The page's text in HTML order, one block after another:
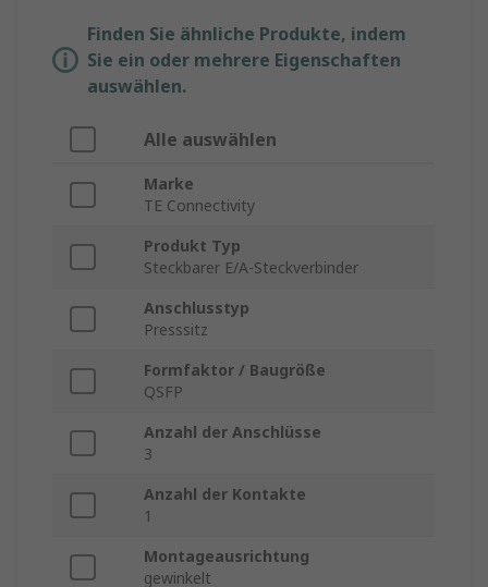
Finden Sie ähnliche Produkte, indem
Sie ein oder mehrere Eigenschaften
auswählen.
Alle auswählen
Marke
TE Connectivity
Produkt Typ
Steckbarer E/A-Steckverbinder
Anschlusstyp
Presssitz
Formfaktor / Baugröße
QSFP
Anzahl der Anschlüsse
3
Anzahl der Kontakte
1
Montageausrichtung
gewinkelt